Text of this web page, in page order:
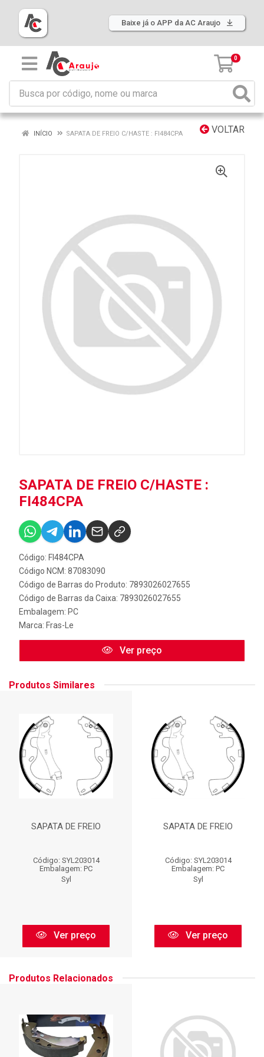
Baixe já o APP da AC Araujo
0
VOLTAR
INÍCIO SAPATA DE FREIO C/HASTE : FI484CPA
SAPATA DE FREIO C/HASTE :
FI484CPA
Código: FI484CPA
Código NCM: 87083090
Código de Barras do Produto: 7893026027655
Código de Barras da Caixa: 7893026027655
Embalagem: PC
Marca: Fras-Le
Ver preço
Produtos Similares
SAPATA DE FREIO
Código: SYL203014
Embalagem: PC
Syl
Ver preço
SAPATA DE FREIO
Código: SYL203014
Embalagem: PC
Syl
Ver preço
Produtos Relacionados